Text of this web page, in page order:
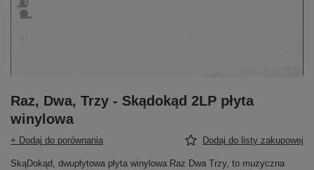
Raz, Dwa, Trzy - Skądokąd 2LP płyta
winylowa
+ Dodaj do porównania Dodaj do listy zakupowej
SkąDokąd, dwupłytowa płyta winylowa Raz Dwa Trzy, to muzyczna